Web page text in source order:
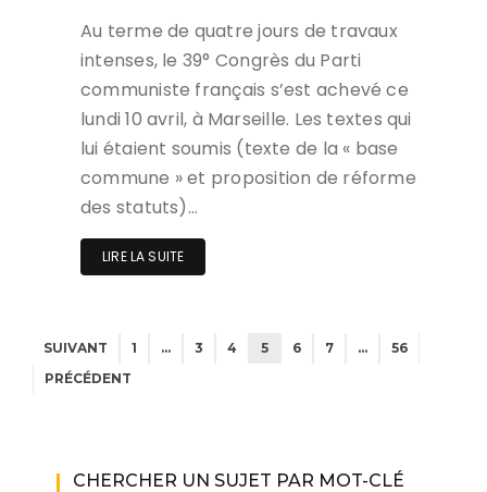
Au terme de quatre jours de travaux
intenses, le 39° Congrès du Parti
communiste français s’est achevé ce
lundi 10 avril, à Marseille. Les textes qui
lui étaient soumis (texte de la « base
commune » et proposition de réforme
des statuts)…
LIRE LA SUITE
SUIVANT 1 … 3 4 5 6 7 …
56
PRÉCÉDENT
CHERCHER UN SUJET PAR MOT-CLÉ